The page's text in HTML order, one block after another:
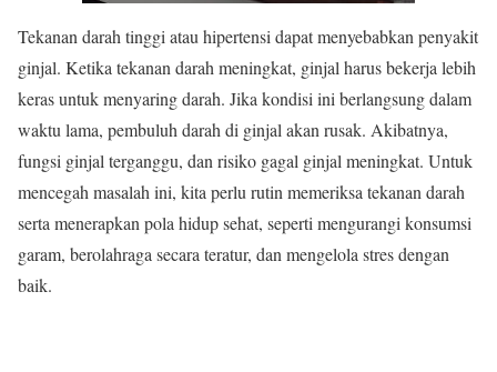
Tekanan darah tinggi atau hipertensi dapat menyebabkan penyakit
ginjal. Ketika tekanan darah meningkat, ginjal harus bekerja lebih
keras untuk menyaring darah. Jika kondisi ini berlangsung dalam
waktu lama, pembuluh darah di ginjal akan rusak. Akibatnya,
fungsi ginjal terganggu, dan risiko gagal ginjal meningkat. Untuk
mencegah masalah ini, kita perlu rutin memeriksa tekanan darah
serta menerapkan pola hidup sehat, seperti mengurangi konsumsi
garam, berolahraga secara teratur, dan mengelola stres dengan
baik.